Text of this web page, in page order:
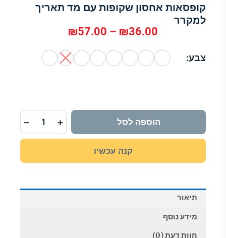
קופסאות אחסון שקופות עם מד תאריך
למקרר
₪36.00
–
₪57.00
טווח
מחירים:
צבע:
−
עם
מד
+ הוספה לסל
קנה עכשיו
תיאור
מידע נוסף
חוות דעת (0)